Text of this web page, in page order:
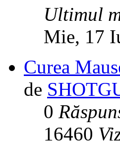
Ultimul
Mie, 17
Curea
de
0
16460